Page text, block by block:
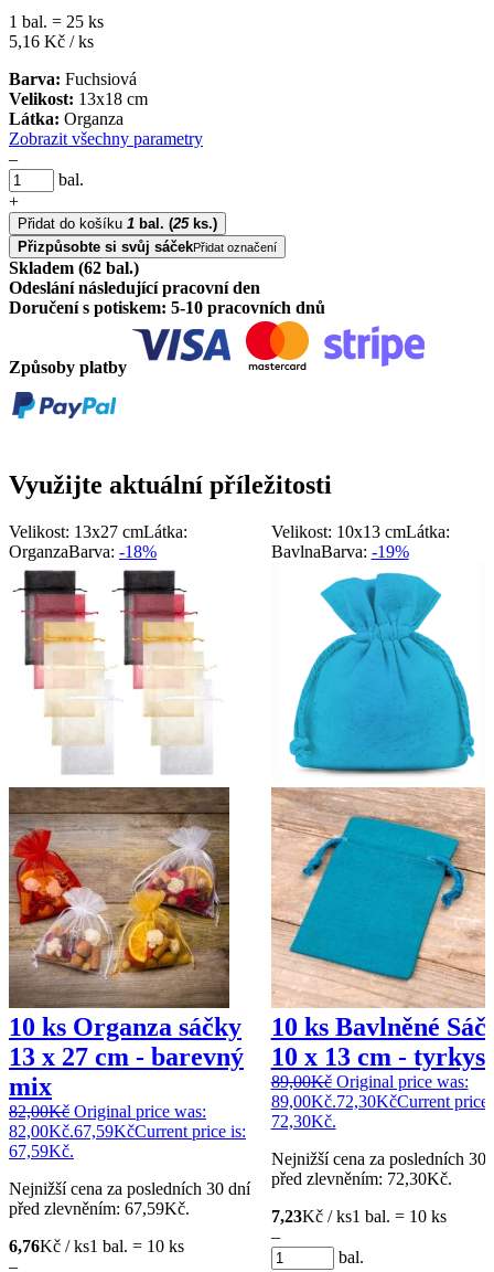
1 bal. = 25 ks
5,16 Kč / ks
Barva: Fuchsiová
Velikost: 13x18 cm
Látka: Organza
Zobrazit všechny parametry
–
bal.
+
Přidat do košíku 1 bal. (25ks.)
Přizpůsobte si svůj sáčekPřidat označení
Skladem (62 bal.)
Odeslání následující pracovní den
Doručení s potiskem: 5-10 pracovních dnů
Způsoby platby
Využijte aktuální příležitosti
Velikost: 13x27 cmLátka:
OrganzaBarva: -18%
10 ks Organza sáčky
13 x 27 cm - barevný
mix
82,00Kč Original price was:
82,00Kč.67,59KčCurrent price is:
67,59Kč.
Nejnižší cena za posledních 30 dní
před zlevněním: 67,59Kč.
6,76Kč / ks1 bal. = 10 ks
–
Velikost: 10x13 cmLátka:
BavlnaBarva: -19%
10 ks Bavlněné
10 x 13 cm -
89,00Kč Original price was:
89,00Kč.72,30KčCurrent price
72,30Kč.
Nejnižší cena za posledních 30
před zlevněním: 72,30Kč.
7,23Kč / ks1 bal. = 10 ks
–
bal.